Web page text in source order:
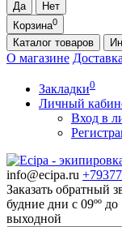
Корзина0
Каталог товаров
О магазине
Закладки0
Личный
Вход в
info@ecipa.ru
Заказать обратный
будние дни с 09ºº до
выходной